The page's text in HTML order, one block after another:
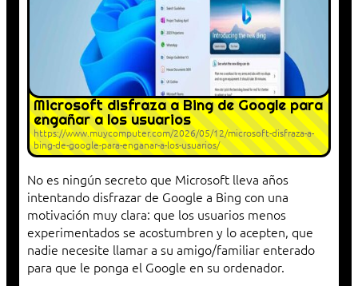
Microsoft disfraza a Bing de Google para
engañar a los usuarios
https://www.muycomputer.com/2026/05/12/microsoft-disfraza-a-
bing-de-google-para-enganar-a-los-usuarios/
No es ningún secreto que Microsoft lleva años
intentando disfrazar de Google a Bing con una
motivación muy clara: que los usuarios menos
experimentados se acostumbren y lo acepten, que
nadie necesite llamar a su amigo/familiar enterado
para que le ponga el Google en su ordenador.